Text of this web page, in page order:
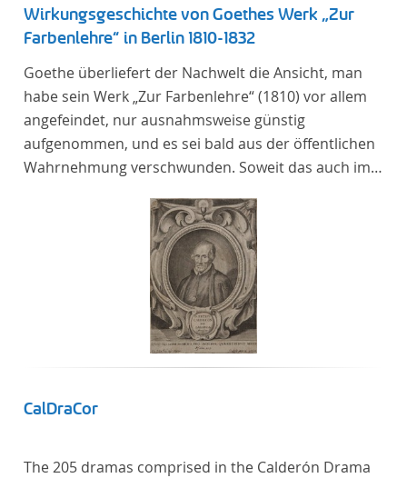
Wirkungsgeschichte von Goethes Werk „Zur
Farbenlehre“ in Berlin 1810-1832
Goethe überliefert der Nachwelt die Ansicht, man
habe sein Werk „Zur Farbenlehre“ (1810) vor allem
angefeindet, nur ausnahmsweise günstig
aufgenommen, und es sei bald aus der öffentlichen
Wahrnehmung verschwunden. Soweit das auch im
Ausnahme. Hier förderte Altenstein mit dem ihm
unterstellten Kultusministerium Maßnahmen zur
Vertiefung und Verbreitung von Aspekten der
„Farbenlehre“, indem er Wissenschaftler und
Künstler unterstützte, die sich bereits um die
„Farbenlehre“ verdient gemacht hatten oder Willens
waren, sich Themen aus dem Bereich der
CalDraCor
The 205 dramas comprised in the Calderón Drama